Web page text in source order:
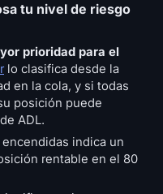
tu nivel de riesgo
prioridad para el
lo clasifica desde la
en la cola, y si todas
posición puede
ADL.
indica un
rentable en el 80